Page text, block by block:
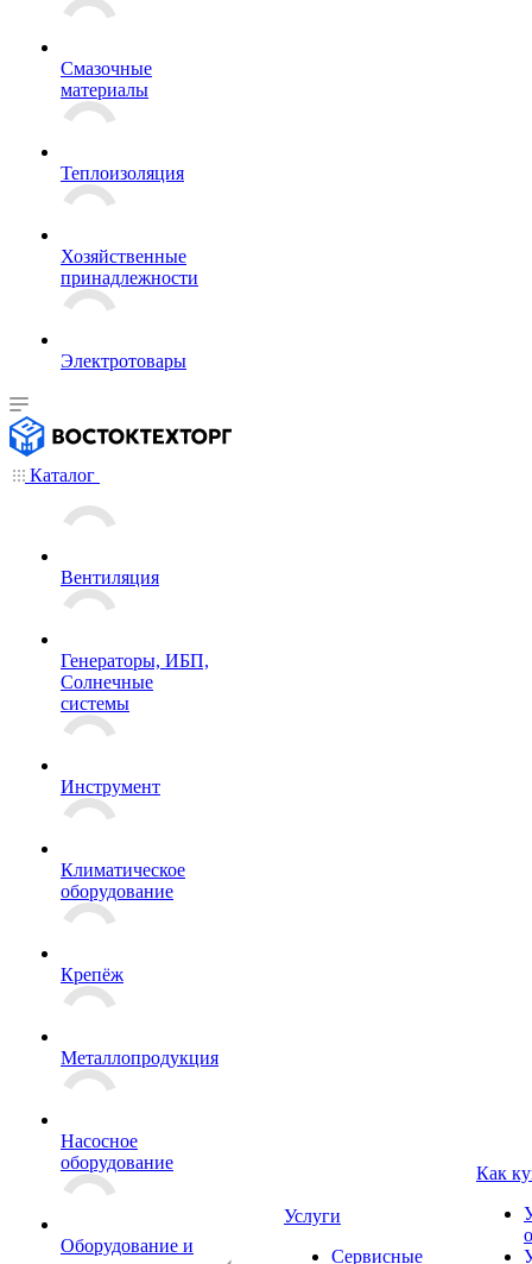
Смазочные
материалы
Теплоизоляция
Хозяйственные
принадлежности
Электротовары
Каталог
Вентиляция
Генераторы, ИБП,
Солнечные
системы
Инструмент
Климатическое
оборудование
Крепёж
Металлопродукция
Насосное
оборудование
Оборудование и
Услуги
Сервисные
Как